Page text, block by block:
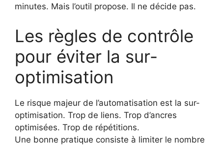
minutes. Mais l’outil propose. Il ne décide pas.
Les règles de contrôle
pour éviter la sur-
optimisation
Le risque majeur de l’automatisation est la sur-
optimisation. Trop de liens. Trop d’ancres
optimisées. Trop de répétitions.
Une bonne pratique consiste à limiter le nombre